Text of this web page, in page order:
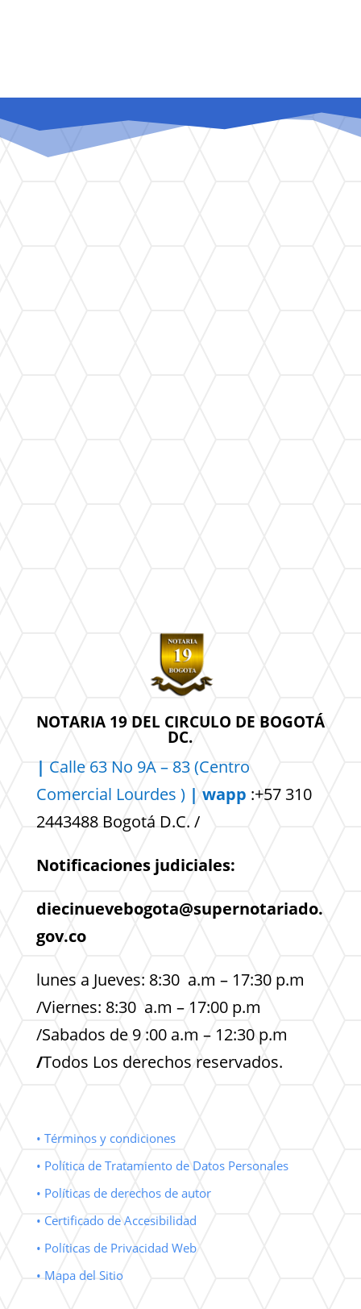
NOTARIA 19 DEL CIRCULO DE BOGOTÁ
DC.
| Calle 63 No 9A – 83 (Centro
Comercial Lourdes ) | wapp :+57 310
2443488 Bogotá D.C. /
Notificaciones judiciales:
diecinuevebogota@supernotariado.
gov.co
lunes a Jueves: 8:30 a.m – 17:30 p.m
/Viernes: 8:30 a.m – 17:00 p.m
/Sabados de 9 :00 a.m – 12:30 p.m
/Todos Los derechos reservados.
• Términos y condiciones
• Política de Tratamiento de Datos Personales
• Políticas de derechos de autor
• Certificado de Accesibilidad
• Políticas de Privacidad Web
• Mapa del Sitio